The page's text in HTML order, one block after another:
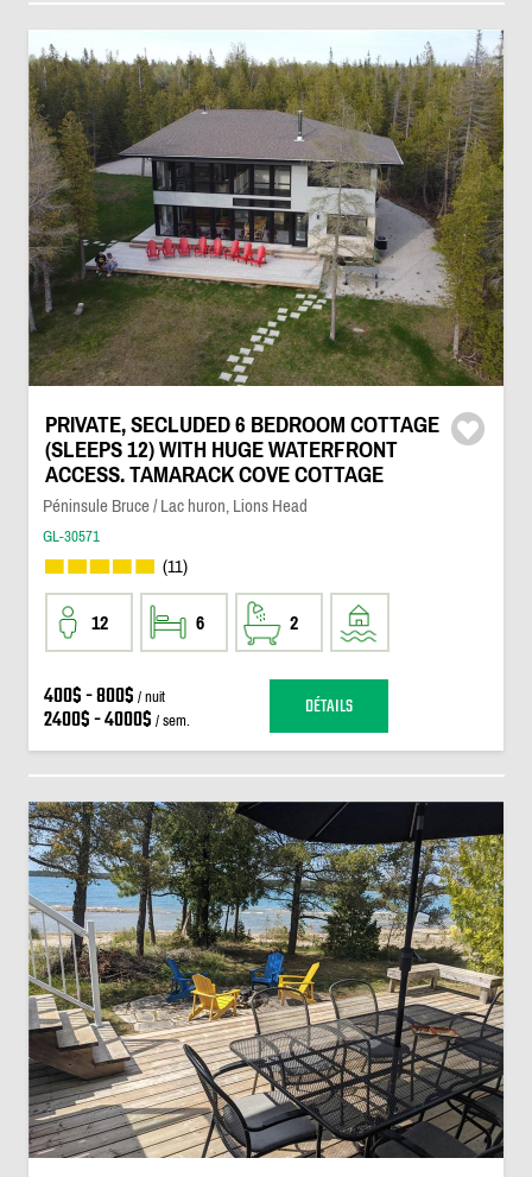
PRIVATE, SECLUDED 6 BEDROOM COTTAGE
(SLEEPS 12) WITH HUGE WATERFRONT
ACCESS. TAMARACK COVE COTTAGE
Péninsule Bruce / Lac huron, Lions Head
GL-30571
(11)
12 6 2
400$ - 800$ / nuit
2400$ - 4000$ / sem. DÉTAILS